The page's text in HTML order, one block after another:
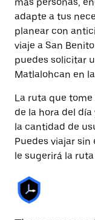
adapte a tus
planear con
viaje a San
puedes solicitar
Matlalohcan en
La ruta que
de la hora del
la cantidad de
Puedes viajar
le sugerirá la